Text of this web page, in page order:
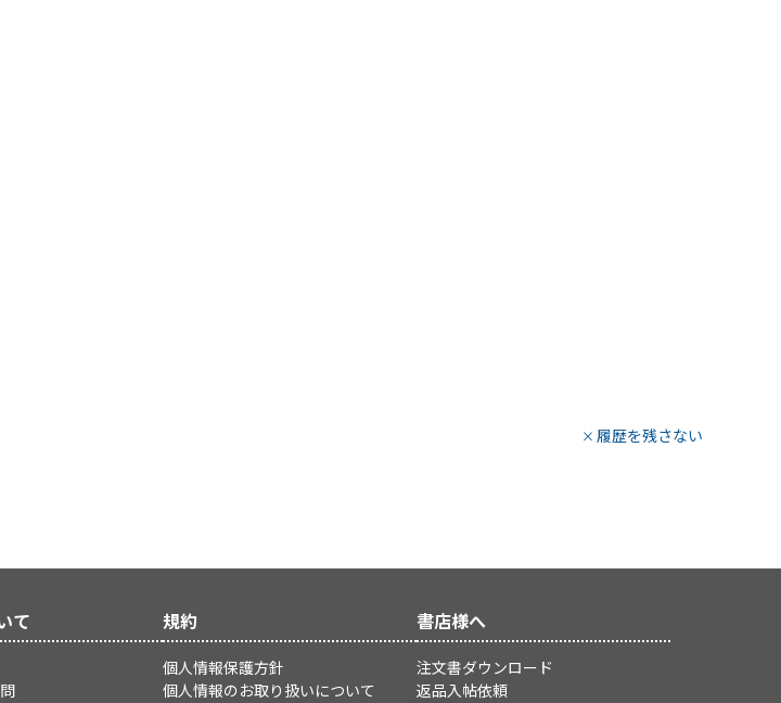
履歴を残さない
て 規約
個人情報保護方針
個人情報のお取り扱いについて
書店様へ
注文書ダウンロード
返品入帖依頼